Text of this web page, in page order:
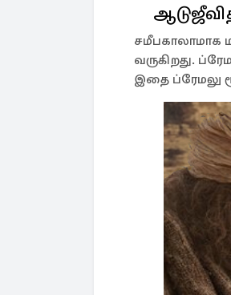
சமீபகாலாமாக
வருகிறது.
இதை ப்ரேமலு